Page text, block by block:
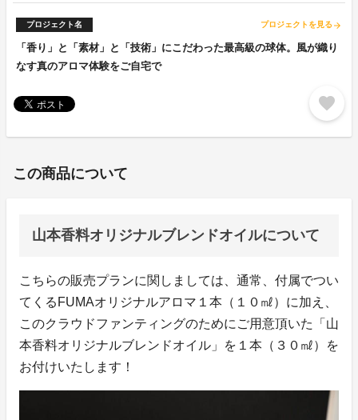
プロジェクト名 プロジェクトを見る arrow_forward
「香り」と「素材」と「技術」にこだわった最高級の球体。風が織り
なす真のアロマ体験をご自宅で
favorite
この商品について
山本香料オリジナルブレンドオイルについて
こちらの販売プランに関しましては、通常、付属でつい
てくるFUMAオリジナルアロマ１本（１０㎖）に加え、
このクラウドファンティングのためにご用意頂いた「山
本香料オリジナルブレンドオイル」を１本（３０㎖）を
お付けいたします！